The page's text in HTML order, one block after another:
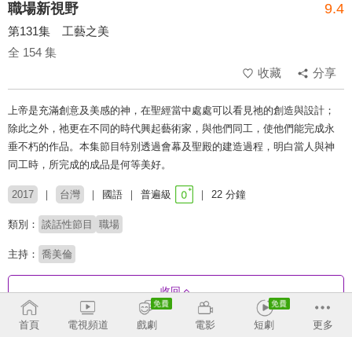
職場新視野 9.4
第131集 工藝之美
全 154 集
收藏
分享
上帝是充滿創意及美感的神，在聖經當中處處可以看見祂的創造與設計；
除此之外，祂更在不同的時代興起藝術家，與他們同工，使他們能完成永
垂不朽的作品。本集節目特別透過會幕及聖殿的建造過程，明白當人與神
同工時，所完成的成品是何等美好。
2017 台灣 國語 普遍級 22 分鐘
類別： 談話性節目 職場
主持： 喬美倫
收回
首頁 電視頻道 戲劇 電影 短劇 更多